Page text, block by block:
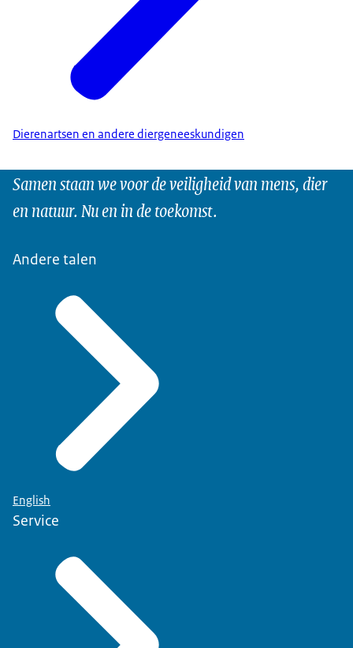
Dierenartsen en andere diergeneeskundigen
Samen staan we voor de veiligheid van mens, dier
en natuur. Nu en in de toekomst.
Andere talen
English
Service